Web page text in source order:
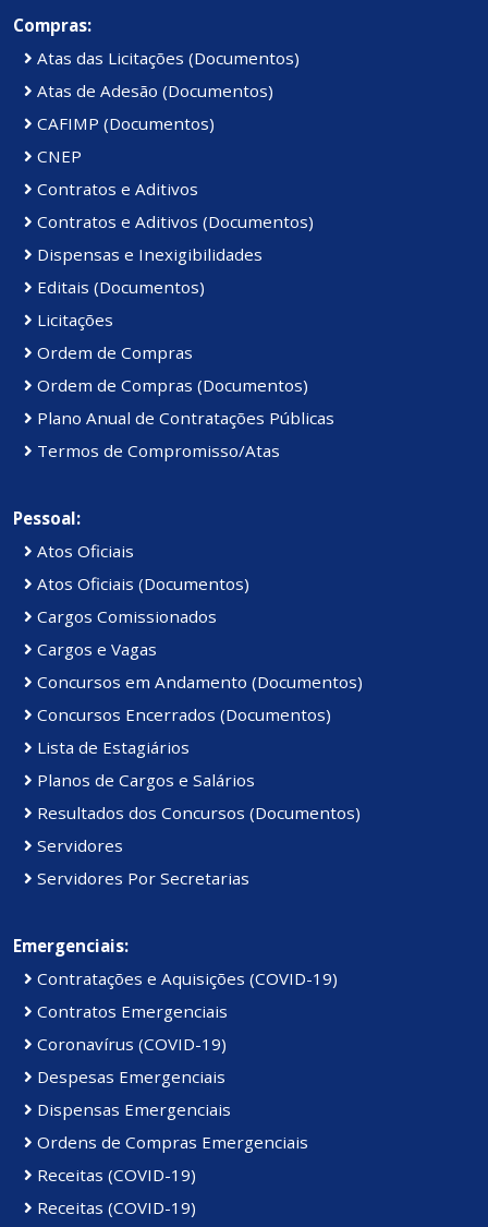
Compras:
Atas das Licitações (Documentos)
Atas de Adesão (Documentos)
CAFIMP (Documentos)
CNEP
Contratos e Aditivos
Contratos e Aditivos (Documentos)
Dispensas e Inexigibilidades
Editais (Documentos)
Licitações
Ordem de Compras
Ordem de Compras (Documentos)
Plano Anual de Contratações Públicas
Termos de Compromisso/Atas
Pessoal:
Atos Oficiais
Atos Oficiais (Documentos)
Cargos Comissionados
Cargos e Vagas
Concursos em Andamento (Documentos)
Concursos Encerrados (Documentos)
Lista de Estagiários
Planos de Cargos e Salários
Resultados dos Concursos (Documentos)
Servidores
Servidores Por Secretarias
Emergenciais:
Contratações e Aquisições (COVID-19)
Contratos Emergenciais
Coronavírus (COVID-19)
Despesas Emergenciais
Dispensas Emergenciais
Ordens de Compras Emergenciais
Receitas (COVID-19)
Receitas (COVID-19)